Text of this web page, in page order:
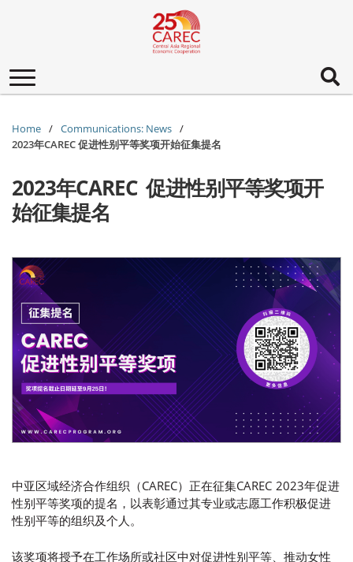
Toggle
navigation
Home
Communications: News
2023年CAREC 促进性别平等奖项开始征集提名
2023年CAREC 促进性别平等奖项开
始征集提名
中亚区域经济合作组织 （CAREC）正在征集CAREC 2023年促进
性别平等奖项的提名，以表彰通过其专业或志愿工作积极促进
性别平等的组织及个人。
该奖项将授予在工作场所或社区中对促进性别平等、推动女性